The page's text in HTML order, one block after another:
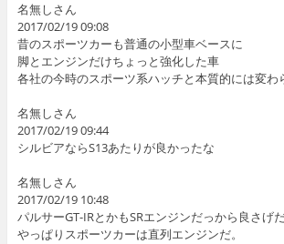
名無しさん
2017/02/19 09:08
昔のスポーツカーも普通の小型車ベースに
脚とエンジンだけちょっと強化した車
各社の今時のスポーツ系ハッチと本質的には変わ
名無しさん
2017/02/19 09:44
シルビアならS13あたりが良かったな
名無しさん
2017/02/19 10:48
パルサーGT-IRとかもSRエンジンだっから良さげだ
やっぱりスポーツカーは直列エンジンだ。